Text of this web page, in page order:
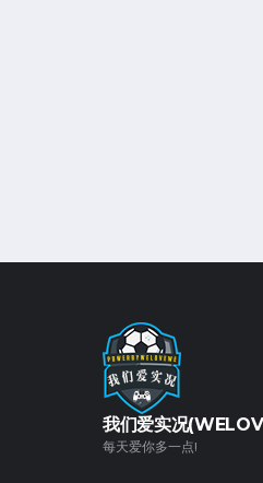
我们爱实况
每天爱你多一点!